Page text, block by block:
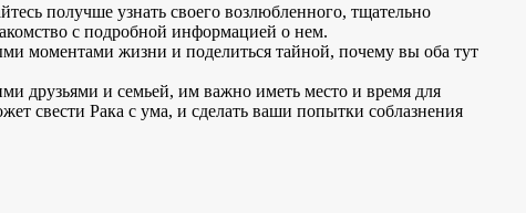
получше узнать своего возлюбленного, тщательно
с подробной информацией о нем.
моментами жизни и поделиться тайной, почему вы оба тут
друзьями и семьей, им важно иметь место и время для
свести Рака с ума, и сделать ваши попытки соблазнения